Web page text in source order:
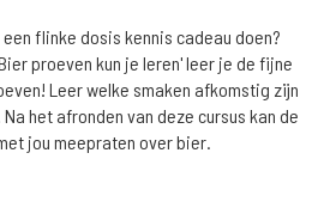
flinke dosis kennis cadeau doen?
proeven kun je leren' leer je de fijne
Leer welke smaken afkomstig zijn
het afronden van deze cursus kan de
jou meepraten over bier.